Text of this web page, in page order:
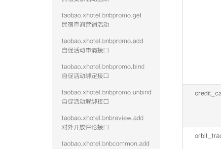
taobao.xhotel.bnbpromo.get
民宿查询营销活动
taobao.xhotel.bnbpromo.add
自促活动申请接口
taobao.xhotel.bnbpromo.bind
自促活动绑定接口
taobao.xhotel.bnbpromo.unbind
自促活动解绑接口
taobao.xhotel.bnbreview.add
对外开放评论接口
taobao.xhotel.bnbcommon.add